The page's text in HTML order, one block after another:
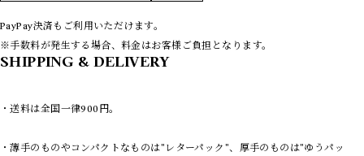
VEST
COATS
LEATHER
NEW ARRIVAS
8/7 UPDATE
PayPay決済もご利用いただけます。
※手数料が発生する場合、料金はお客様ご負担となります。
SHIPPING & DELIVERY
・送料は全国一律900円。
・薄手のものやコンパクトなものは"レターパック"、厚手のものは"ゆうパッ